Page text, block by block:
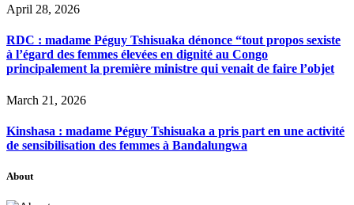
April 28, 2026
RDC : madame Péguy Tshisuaka dénonce “tout propos sexiste
à l’égard des femmes élevées en dignité au Congo
principalement la première ministre qui venait de faire l’objet
March 21, 2026
Kinshasa : madame Péguy Tshisuaka a pris part en une activité
de sensibilisation des femmes à Bandalungwa
About